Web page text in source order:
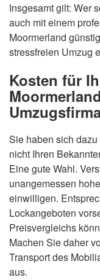
Insgesamt gilt: Wer
auch mit einem
Moormerland
stressfreien Umzug
Kosten für
Sie haben sich
nicht Ihren
Eine gute Wahl.
unangemessen
einwilligen.
Lockangeboten
Preisvergleichs
Machen Sie daher
Transport des
aus.